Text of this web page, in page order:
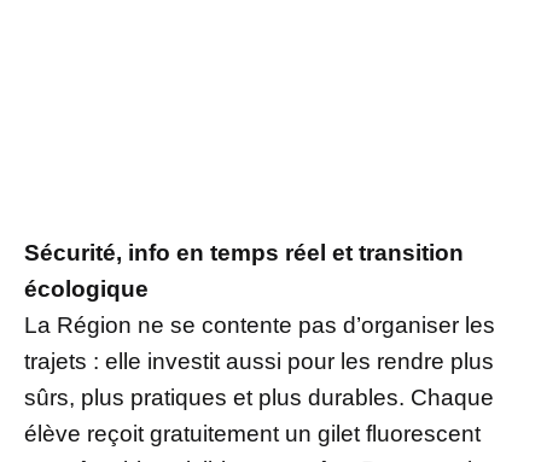
Sécurité, info en temps réel et transition
écologique
La Région ne se contente pas d’organiser les
trajets : elle investit aussi pour les rendre plus
sûrs, plus pratiques et plus durables. Chaque
élève reçoit gratuitement un gilet fluorescent